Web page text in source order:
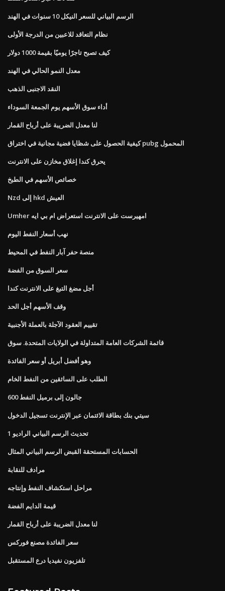
الرسم البياني للسعر النيكل 10 سنوات في الهند
نظام التعاقد للاعبين من الدرجة الأولى
كيف تصبح تاجرًا يوميًا بقيمة 1000 دولار
معدل النمو الحالي في الهند
النقد الاجنبى الذهب
أداء سوق الأسهم يوم الجمعة السوداء
لنا معدل الضريبة على أرباح القمار
كيفية الحصول على شظايا فضية مجانية في اختراق pubg المحمول
يحرق كندا إغلاق مخازن على الانترنت
خصائص الأسهم في الطبخ
Nzd إلى hkd العيش
Umher امهيرست على الانترنت استعراض ام بي ايه
نهب أسعار النفط اليوم
منصة حفر آبار النفط في المحيط
سعر السوق من الفضة
أجل مضغ التبغ على الانترنت كندا
وقف الأسهم أجل الحد
تقييم العقود الآجلة بالعملة الأجنبية
قائمة الشركات العامة المتداولة في الولايات المتحدة. سوق
وهو أفضل أبريل أو سعر الفائدة
الطلب على السائقين من النفط الخام
600 جالون إلى برميل النفط
سيتي بنك بطاقة الائتمان عبر الإنترنت تسجيل الدخول
تحديث الرسم البياني الراديو 1
الحسابات المستحقة القبض الرسم البياني المثال
مرادف للنقابة
مراحل استكشاف النفط وإنتاجه
قيمة الدايم الفضة
لنا معدل الضريبة على أرباح القمار
سعر الفائدة مصنع فوركس
تلفزيون نفيديا درع المستقبل